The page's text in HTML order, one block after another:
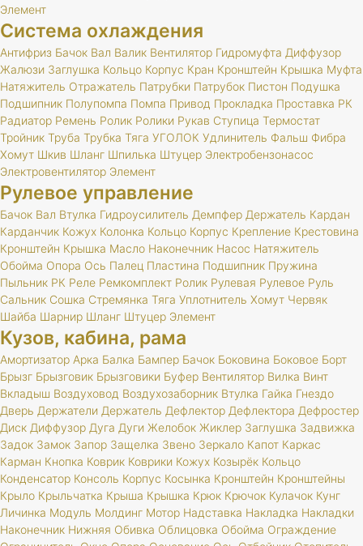
Элемент
Система охлаждения
Антифриз Бачок Вал Валик Вентилятор Гидромуфта Диффузор
Жалюзи Заглушка Кольцо Корпус Кран Кронштейн Крышка Муфта
Натяжитель Отражатель Патрубки Патрубок Пистон Подушка
Подшипник Полупомпа Помпа Привод Прокладка Проставка РК
Радиатор Ремень Ролик Ролики Рукав Ступица Термостат
Тройник Труба Трубка Тяга УГОЛОК Удлинитель Фальш Фибра
Хомут Шкив Шланг Шпилька Штуцер Электробензонасос
Электровентилятор Элемент
Рулевое управление
Бачок Вал Втулка Гидроусилитель Демпфер Держатель Кардан
Карданчик Кожух Колонка Кольцо Корпус Крепление Крестовина
Кронштейн Крышка Масло Наконечник Насос Натяжитель
Обойма Опора Ось Палец Пластина Подшипник Пружина
Пыльник РК Реле Ремкомплект Ролик Рулевая Рулевое Руль
Сальник Сошка Стремянка Тяга Уплотнитель Хомут Червяк
Шайба Шарнир Шланг Штуцер Элемент
Кузов, кабина, рама
Амортизатор Арка Балка Бампер Бачок Боковина Боковое Борт
Брызг Брызговик Брызговики Буфер Вентилятор Вилка Винт
Вкладыш Воздуховод Воздухозаборник Втулка Гайка Гнездо
Дверь Держатели Держатель Дефлектор Дефлектора Дефростер
Диск Диффузор Дуга Дуги Желобок Жиклер Заглушка Задвижка
Задок Замок Запор Защелка Звено Зеркало Капот Каркас
Карман Кнопка Коврик Коврики Кожух Козырёк Кольцо
Конденсатор Консоль Корпус Косынка Кронштейн Кронштейны
Крыло Крыльчатка Крыша Крышка Крюк Крючок Кулачок Кунг
Личинка Модуль Молдинг Мотор Надставка Накладка Накладки
Наконечник Нижняя Обивка Облицовка Обойма Ограждение